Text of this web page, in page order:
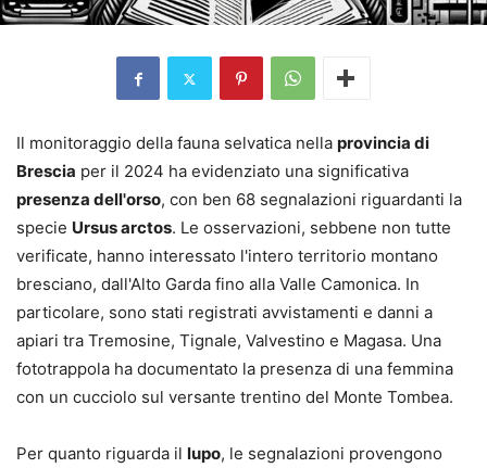
Il monitoraggio della fauna selvatica nella provincia di
Brescia per il 2024 ha evidenziato una significativa
presenza dell'orso, con ben 68 segnalazioni riguardanti la
specie Ursus arctos. Le osservazioni, sebbene non tutte
verificate, hanno interessato l'intero territorio montano
bresciano, dall'Alto Garda fino alla Valle Camonica. In
particolare, sono stati registrati avvistamenti e danni a
apiari tra Tremosine, Tignale, Valvestino e Magasa. Una
fototrappola ha documentato la presenza di una femmina
con un cucciolo sul versante trentino del Monte Tombea.
Per quanto riguarda il lupo, le segnalazioni provengono